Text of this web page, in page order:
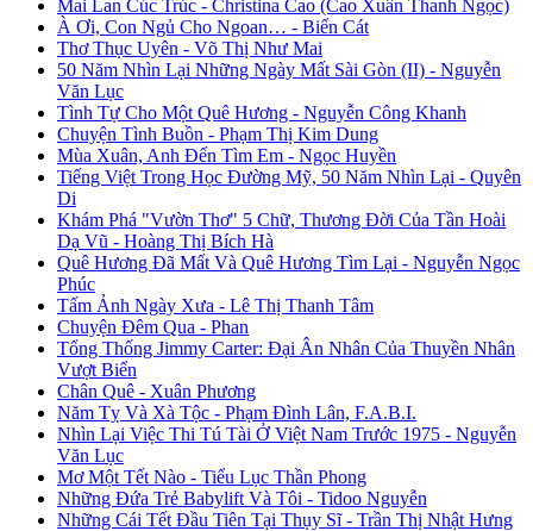
Mai Lan Cúc Trúc - Christina Cao (Cao Xuân Thanh Ngọc)
À Ơi, Con Ngủ Cho Ngoan… - Biển Cát
Thơ Thục Uyên - Võ Thị Như Mai
50 Năm Nhìn Lại Những Ngày Mất Sài Gòn (II) - Nguyễn
Văn Lục
Tình Tự Cho Một Quê Hương - Nguyễn Công Khanh
Chuyện Tình Buồn - Phạm Thị Kim Dung
Mùa Xuân, Anh Đến Tìm Em - Ngọc Huyền
Tiếng Việt Trong Học Đường Mỹ, 50 Năm Nhìn Lại - Quyên
Di
Khám Phá "Vườn Thơ" 5 Chữ, Thương Đời Của Tần Hoài
Dạ Vũ - Hoàng Thị Bích Hà
Quê Hương Đã Mất Và Quê Hương Tìm Lại - Nguyễn Ngọc
Phúc
Tấm Ảnh Ngày Xưa - Lê Thị Thanh Tâm
Chuyện Đêm Qua - Phan
Tổng Thống Jimmy Carter: Đại Ân Nhân Của Thuyền Nhân
Vượt Biển
Chân Quê - Xuân Phương
Năm Tỵ Và Xà Tộc - Phạm Đình Lân, F.A.B.I.
Nhìn Lại Việc Thi Tú Tài Ở Việt Nam Trước 1975 - Nguyễn
Văn Lục
Mơ Một Tết Nào - Tiểu Lục Thần Phong
Những Đứa Trẻ Babylift Và Tôi - Tidoo Nguyễn
Những Cái Tết Đầu Tiên Tại Thụy Sĩ - Trần Thị Nhật Hưng